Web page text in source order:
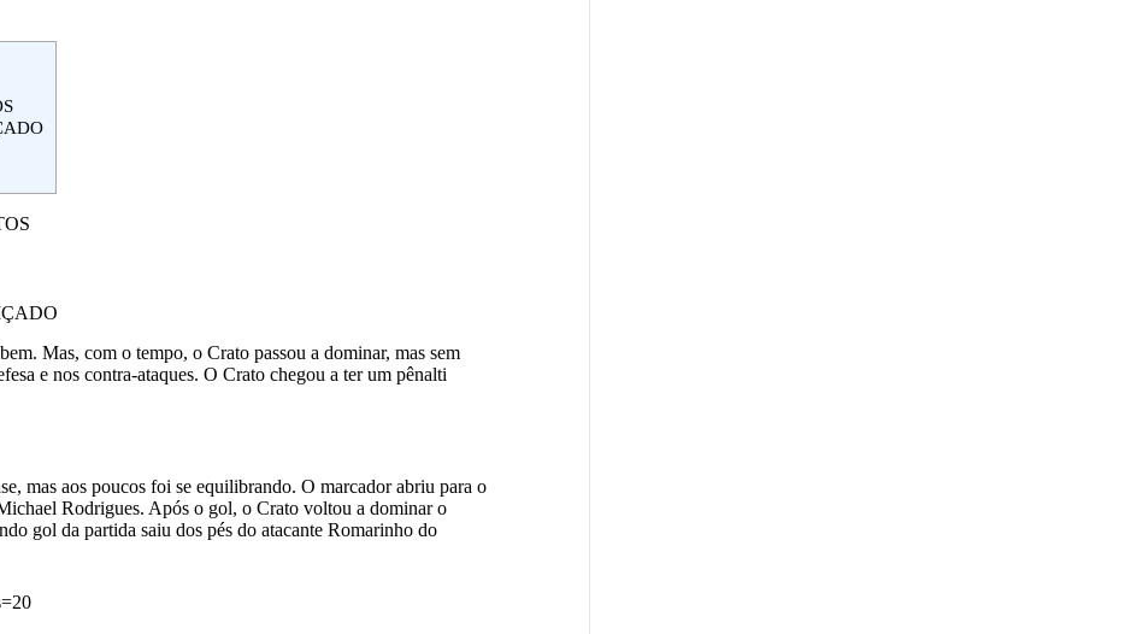
Mas, com o tempo, o Crato passou a dominar, mas sem
e nos contra-ataques. O Crato chegou a ter um pênalti
mas aos poucos foi se equilibrando. O marcador abriu para o
Rodrigues. Após o gol, o Crato voltou a dominar o
gol da partida saiu dos pés do atacante Romarinho do